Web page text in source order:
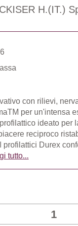
H.(IT.)
con rilievi,
per un'intensa
ideato per
reciproco
profilattici Durex
tutto...